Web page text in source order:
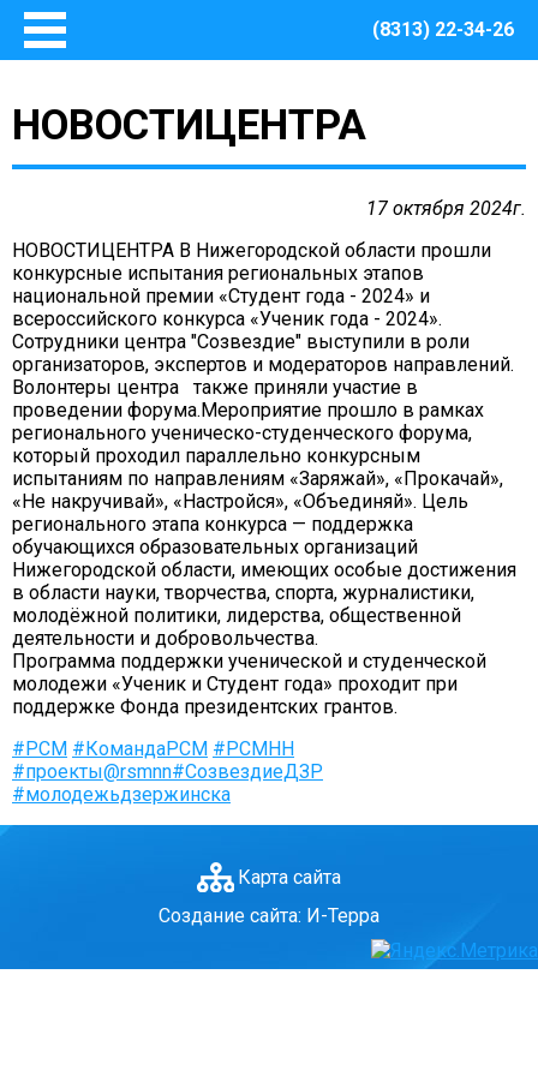
(8313) 22-34-26
Основные сведения
О Центре
Структура Центра
Руководство
Финансово – хозяйственная деятельность
Информация о закупках товаров, работ, услуг для
обеспечения муниципальных нужд Центра
Безопасная среда
Охрана труда
Пожарная безопасность
Антитеррористическая защищенность
ГО и ЧС
О правилах безопасности при морозе
Безопасность дорожного движения
Безопасность на железной дороге
Безопасность на воде
Профилактика асоциального поведения
Безопасность в интернете
Мошенники не дремлют
ОСТОРОЖНО, КЛЕЩИ!
Противодействие коррупции
Информация о кадровом обеспечении, вакансии
НОВОСТИЦЕНТРА
17 октября 2024г.
НОВОСТИЦЕНТРА В Нижегородской области прошли
конкурсные испытания региональных этапов
национальной премии «Студент года - 2024» и
всероссийского конкурса «Ученик года - 2024».
Сотрудники центра "Созвездие" выступили в роли
организаторов, экспертов и модераторов направлений.
Волонтеры центра также приняли участие в
проведении форума.Мероприятие прошло в рамках
регионального ученическо-студенческого форума,
который проходил параллельно конкурсным
испытаниям по направлениям «Заряжай», «Прокачай»,
«Не накручивай», «Настройся», «Объединяй». Цель
регионального этапа конкурса — поддержка
обучающихся образовательных организаций
Нижегородской области, имеющих особые достижения
в области науки, творчества, спорта, журналистики,
молодёжной политики, лидерства, общественной
деятельности и добровольчества.
Программа поддержки ученической и студенческой
молодежи «Ученик и Студент года» проходит при
поддержке Фонда президентских грантов.
#РСМ #КомандаРСМ #РСМНН
#проекты@rsmnn#СозвездиеДЗР
#молодежьдзержинска
Карта сайта
Создание сайта: И-Терра